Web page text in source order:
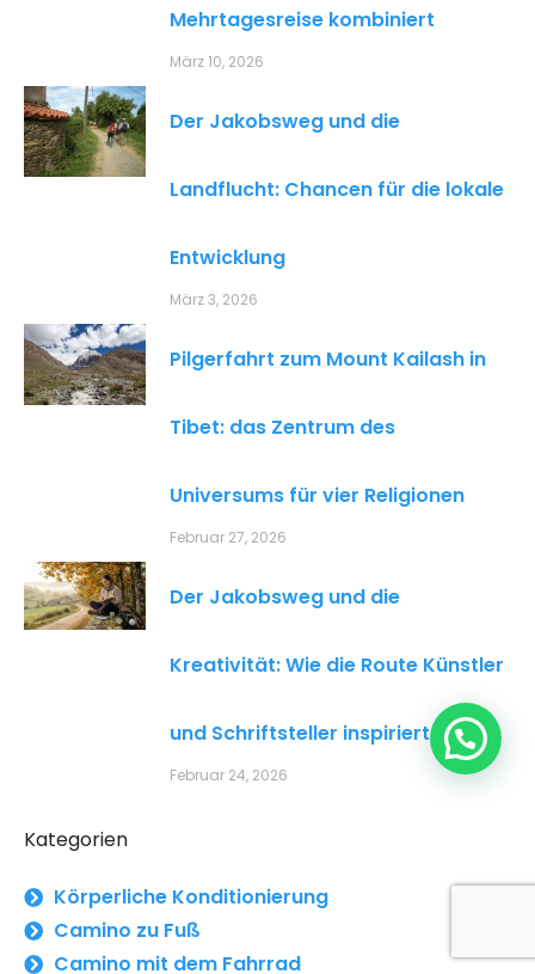
Mehrtagesreise kombiniert
März 10, 2026
Der Jakobsweg und die
Landflucht: Chancen für die lokale
Entwicklung
März 3, 2026
Pilgerfahrt zum Mount Kailash in
Tibet: das Zentrum des
Universums für vier Religionen
Februar 27, 2026
Der Jakobsweg und die
Kreativität: Wie die Route Künstler
und Schriftsteller inspiriert
Februar 24, 2026
Kategorien
Körperliche Konditionierung
Camino zu Fuß
Camino mit dem Fahrrad
👋 Hallo, möchten Sie mehr Informationen?